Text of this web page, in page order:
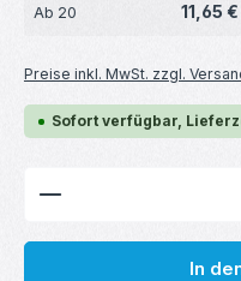
Ab 20 11,65 €
Preise inkl. MwSt. zzgl.
Sofort verfügbar,
Produkt Anzahl:
In